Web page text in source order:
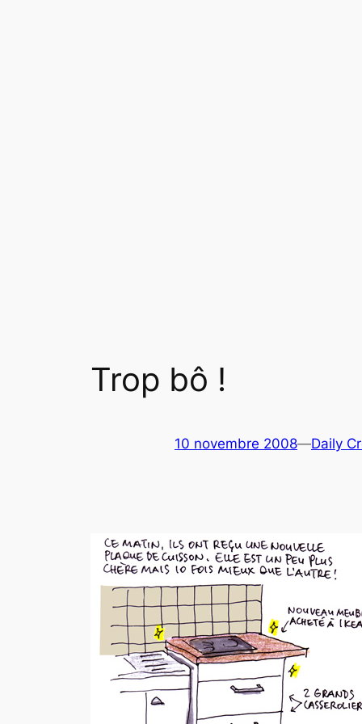
Trop bô !
10 novembre 2008—Daily